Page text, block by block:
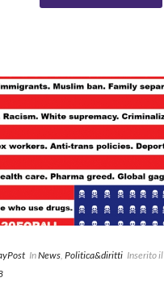
InNews Politica&diritti Inserito il